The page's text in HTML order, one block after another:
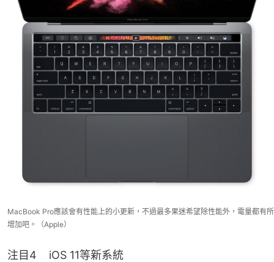
MacBook Pro應該會有性能上的小更新，不過最多果迷希望除性能外，電量都有所
增加吧。（Apple）
注目4    iOS 11等新系統